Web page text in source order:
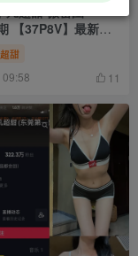
【37P8V】最新
甜
11